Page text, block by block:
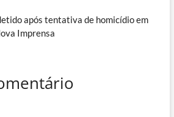
após tentativa de homicídio em
Imprensa